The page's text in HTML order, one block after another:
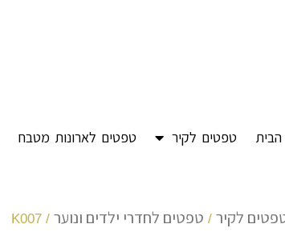
טפטים לקיר טפטים לארונות מטבח
לקיר / טפטים לחדרי ילדים ונוער / K007